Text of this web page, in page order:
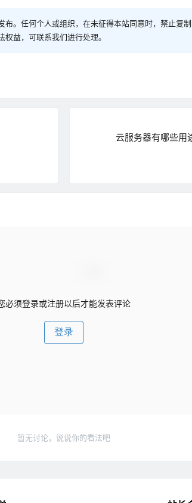
。任何个人或组织，在未征得本站同意时，禁止复
益，可联系我们进行处理。
云服务器有哪些用
必须登录或注册以后才能发表评论
登录
暂无讨论，说说你的看法吧